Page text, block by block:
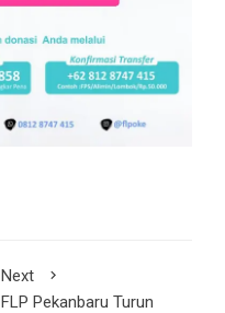
Next
FLP Pekanbaru Turun